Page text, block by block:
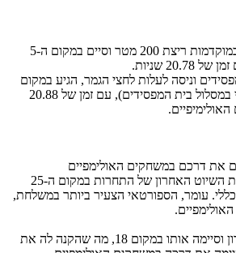
התחרה במוקדמות ריצת 200 מטר וסיים במקום ה-5
וניסה לעלות לחצי הגמר, הגיע במקום
ה-4 במקצה שלו (16 כללי במסלול בית המפסידים), עם זמן של 20.88
את דרכם במשחקים האולימפיים
סיים את השיוט האחרון של התחרות במקום ה-25
הכל במקום ה-30 הכללי. עומר, הספורטאי הצעיר ביותר במשלחת,
יצאה לשיוט אחרון וסיימה אותו במקום 18, מה שהקנה לה את